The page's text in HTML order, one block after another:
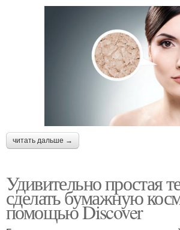
читать дальше →
Удивительно простая
сделать бумажную
помощью Discover